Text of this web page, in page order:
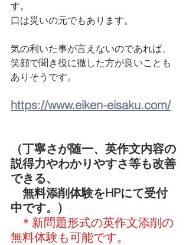
す。
口は災いの元でもあります。
気の利いた事が言えないのであれば、
笑顔で聞き役に徹した方が良いことも
ありそうです。
https://www.eiken-eisaku.com/
（丁寧さが随一、英作文内容の
説得力やわかりやすさ等も改善
できる、
無料添削体験をHPにて受付
中です。)
＊新問題形式の英作文添削の
無料体験も可能です。